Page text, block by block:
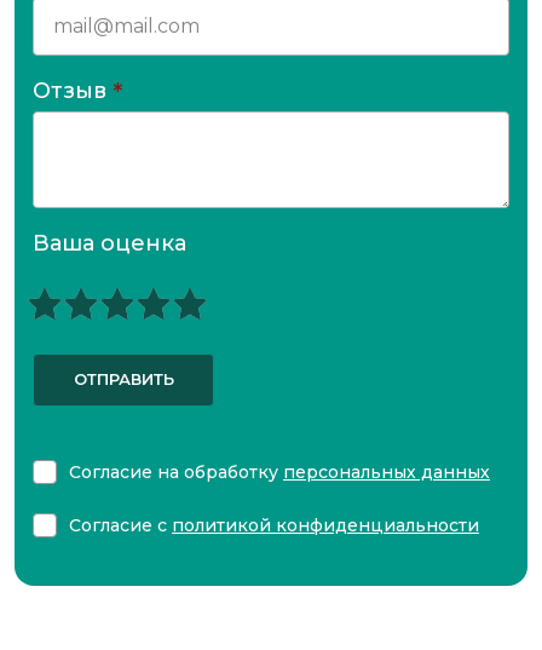
Отзыв *
Ваша оценка
ОТПРАВИТЬ
Согласие на обработку персональных данных
Согласие с политикой конфиденциальности